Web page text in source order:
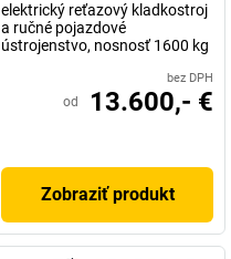
elektrický reťazový kladkostroj
a ručné pojazdové
ústrojenstvo, nosnosť 1600 kg
bez DPH
od 13.600,- €
Zobraziť produkt